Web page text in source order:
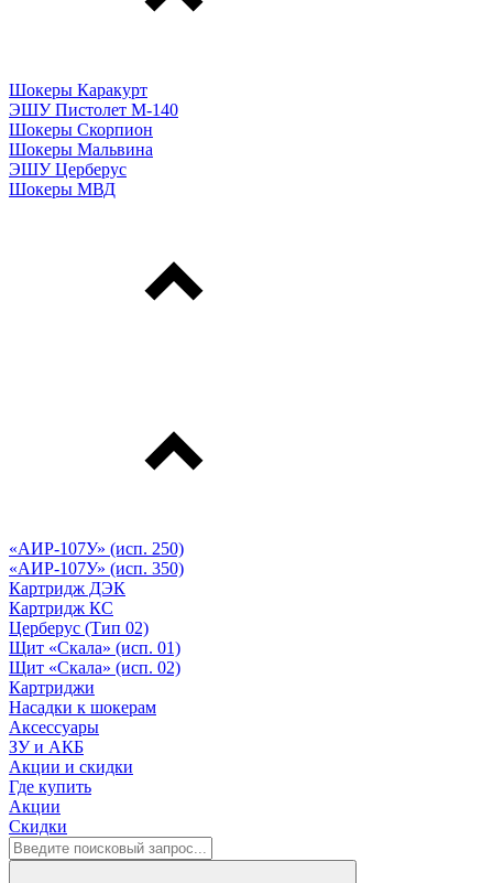
Шокеры Каракурт
ЭШУ Пистолет М-140
Шокеры Скорпион
Шокеры Мальвина
ЭШУ Церберус
Шокеры МВД
«АИР-107У» (исп. 250)
«АИР-107У» (исп. 350)
Картридж ДЭК
Картридж КС
Церберус (Тип 02)
Щит «Скала» (исп. 01)
Щит «Скала» (исп. 02)
Картриджи
Насадки к шокерам
Аксессуары
ЗУ и АКБ
Акции и скидки
Где купить
Акции
Скидки